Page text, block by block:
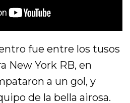
fue entre los tusos
New York RB, en
a un gol, y
de la bella airosa.